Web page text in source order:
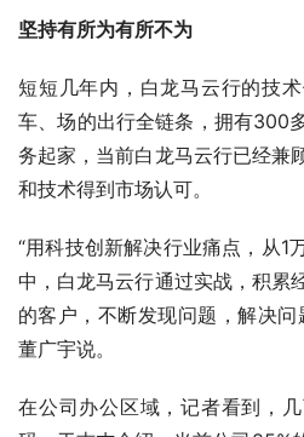
坚持有所为有所不为
短短几年内，白龙马云行的技术
车、场的出行全链条，拥有300
务起家，当前白龙马云行已经兼
和技术得到市场认可。
“用科技创新解决行业痛点，从1
中，白龙马云行通过实战，积累
的客户，不断发现问题，解决
董广宇说。
在公司办公区域，记者看到，